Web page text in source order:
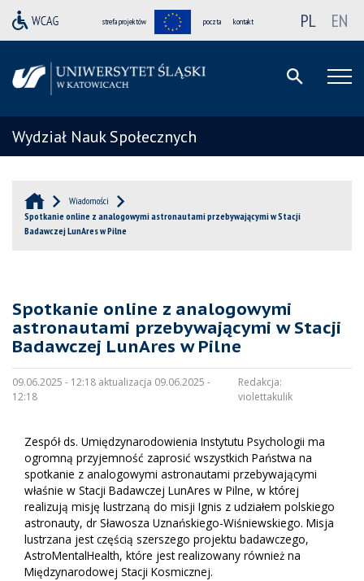
strefa projektów poczta kontakt PL EN
Wydział Nauk Społecznych
Wiadomości
Spotkanie online z analogowymi astronautami przebywającymi w Stacji
Badawczej LunAres w Pilne
Spotkanie online z analogowymi
astronautami przebywającymi w Stacji
Badawczej LunAres w Pilne
09.06.2025 - 12:18 aktualizacja 09.06.2025 -
12:18
Redakcja:
violettakulik
Zespół ds. Umiędzynarodowienia Instytutu Psychologii ma
ogromną przyjemność zaprosić wszystkich Państwa na
spotkanie z analogowymi astronautami przebywającymi
właśnie w Stacji Badawczej LunAres w Pilne, w której
realizują misję lustrzaną do misji Ignis z udziałem polskiego
astronauty, dr Sławosza Uznańskiego-Wiśniewskiego. Misja
lustrzana jest częścią szerszego projektu badawczego,
AstroMentalHealth, które jest realizowany również na
Międzynarodowej Stacji Kosmicznej.